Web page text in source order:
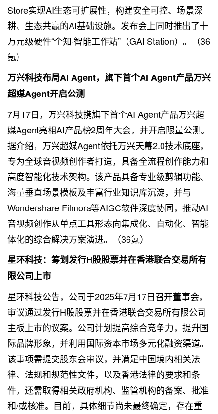
Store实现AI生态可扩展性，构建安全可控、场景深
耕、生态共赢的AI基础设施。发布会上同时推出了十
万元级硬件“个知·智能工作站”（GAI Station）。（36
氪）
万兴科技布局AI Agent，旗下首个AI Agent产品万兴
超媒Agent开启公测
7月17日，万兴科技携旗下首个AI Agent产品万兴超
媒Agent亮相AI产品榜2周年大会，并开启限量公测。
据介绍，万兴超媒Agent依托万兴天幕2.0技术底座，
专为全球音视频创作者打造，具备全流程创作能力和
高度智能化技术架构。该产品具备专业级剪辑功能、
海量垂直场景模板及丰富行业知识库沉淀，并与
Wondershare Filmora等AIGC软件深度协同，推动AI
音视频创作从单点工具形态向集成化、自动化、智能
体化的综合解决方案演进。（36氪）
星环科技：筹划发行H股股票并在香港联合交易所有
限公司上市
星环科技公告，公司于2025年7月17日召开董事会，
审议通过发行H股股票并在香港联合交易所有限公司
主板上市的议案。公司计划提高综合竞争力，提升国
际品牌形象，并利用国际资本市场多元化融资渠道。
该事项需提交股东会审议，并满足中国境内相关法
律、法规和规范性文件，以及香港法律的要求和条
件，还需取得相关政府机构、监管机构的备案、批准
和/或核准。目前，具体细节尚未最终确定，存在重